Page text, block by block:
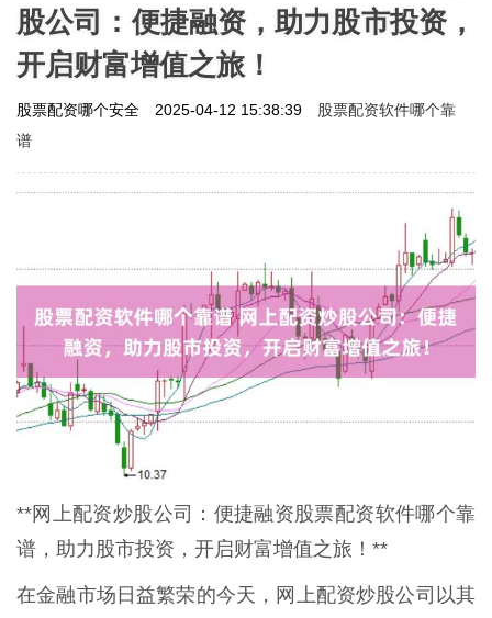
股公司：便捷融资，助力股市投资，
开启财富增值之旅！
股票配资哪个安全 2025-04-12 15:38:39
股票配资软件哪个靠
谱
**网上配资炒股公司：便捷融资股票配资软件哪个靠
谱，助力股市投资，开启财富增值之旅！**
在金融市场日益繁荣的今天，网上配资炒股公司以其